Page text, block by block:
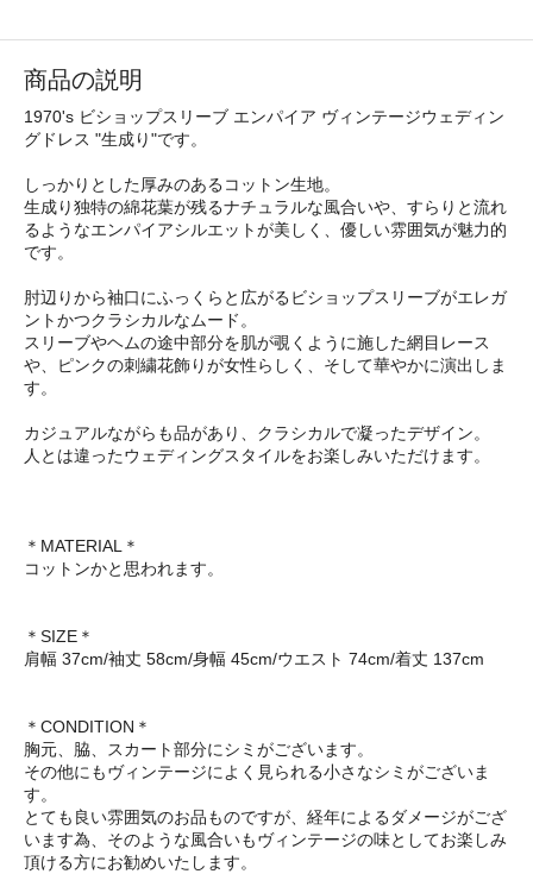
商品の説明
1970's ビショップスリーブ エンパイア ヴィンテージウェディン
グドレス "生成り"です。
しっかりとした厚みのあるコットン生地。
生成り独特の綿花葉が残るナチュラルな風合いや、すらりと流れ
るようなエンパイアシルエットが美しく、優しい雰囲気が魅力的
です。
肘辺りから袖口にふっくらと広がるビショップスリーブがエレガ
ントかつクラシカルなムード。
スリーブやヘムの途中部分を肌が覗くように施した網目レース
や、ピンクの刺繍花飾りが女性らしく、そして華やかに演出しま
す。
カジュアルながらも品があり、クラシカルで凝ったデザイン。
人とは違ったウェディングスタイルをお楽しみいただけます。
＊MATERIAL＊
コットンかと思われます。
＊SIZE＊
肩幅 37cm/袖丈 58cm/身幅 45cm/ウエスト 74cm/着丈 137cm
＊CONDITION＊
胸元、脇、スカート部分にシミがございます。
その他にもヴィンテージによく見られる小さなシミがございま
す。
とても良い雰囲気のお品ものですが、経年によるダメージがござ
います為、そのような風合いもヴィンテージの味としてお楽しみ
頂ける方にお勧めいたします。